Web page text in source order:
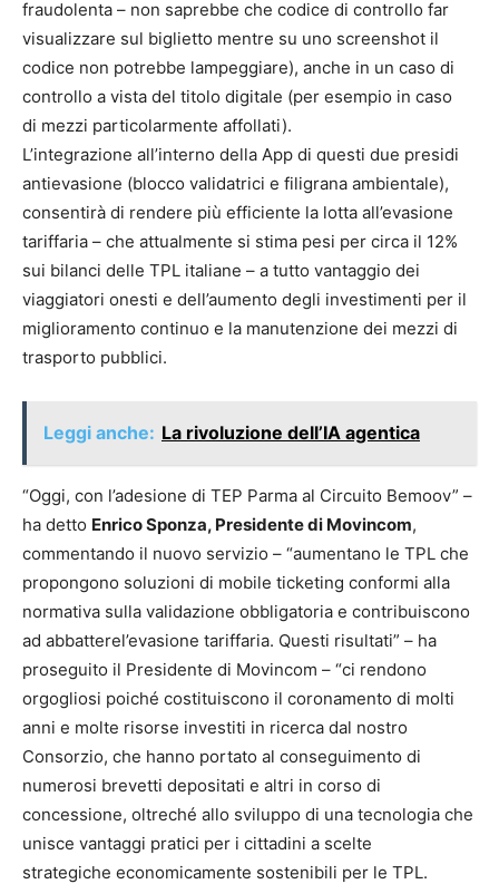
fraudolenta – non saprebbe che codice di controllo far
visualizzare sul biglietto mentre su uno screenshot il
codice non potrebbe lampeggiare), anche in un caso di
controllo a vista del titolo digitale (per esempio in caso
di mezzi particolarmente affollati).
L’integrazione all’interno della App di questi due presidi
antievasione (blocco validatrici e filigrana ambientale),
consentirà di rendere più efficiente la lotta all’evasione
tariffaria – che attualmente si stima pesi per circa il 12%
sui bilanci delle TPL italiane – a tutto vantaggio dei
viaggiatori onesti e dell’aumento degli investimenti per il
miglioramento continuo e la manutenzione dei mezzi di
trasporto pubblici.
Leggi anche: La rivoluzione dell’IA agentica
“Oggi, con l’adesione di TEP Parma al Circuito Bemoov” –
ha detto Enrico Sponza, Presidente di Movincom,
commentando il nuovo servizio – “aumentano le TPL che
propongono soluzioni di mobile ticketing conformi alla
normativa sulla validazione obbligatoria e contribuiscono
ad abbatterel’evasione tariffaria. Questi risultati” – ha
proseguito il Presidente di Movincom – “ci rendono
orgogliosi poiché costituiscono il coronamento di molti
anni e molte risorse investiti in ricerca dal nostro
Consorzio, che hanno portato al conseguimento di
numerosi brevetti depositati e altri in corso di
concessione, oltreché allo sviluppo di una tecnologia che
unisce vantaggi pratici per i cittadini a scelte
strategiche economicamente sostenibili per le TPL.